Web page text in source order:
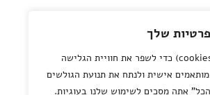
שלך
אנחנו משתמשים בעוגיות (cookies) כדי לשפר את חוויית הגלישה
אישית ולנתח את תנועת הגולשים
אתה מסכים לשימוש שלנו בעוגיות.